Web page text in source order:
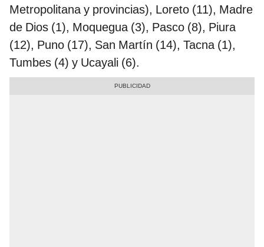
Metropolitana y provincias), Loreto (11), Madre
de Dios (1), Moquegua (3), Pasco (8), Piura
(12), Puno (17), San Martín (14), Tacna (1),
Tumbes (4) y Ucayali (6).